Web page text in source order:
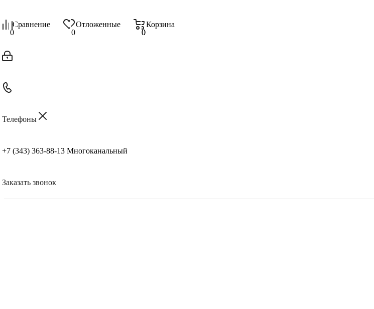
Сравнение
0
Отложенные
0
Корзина
0
0
Телефоны
+7 (343) 363-88-13 Многоканальный
Заказать звонок